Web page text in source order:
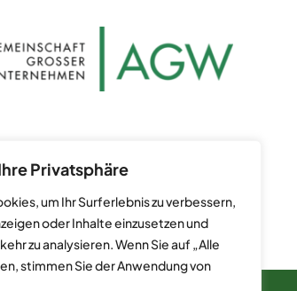
Privatsphäre
um Ihr Surferlebnis zu verbessern,
oder Inhalte einzusetzen und
zu analysieren. Wenn Sie auf „Alle
stimmen Sie der Anwendung von